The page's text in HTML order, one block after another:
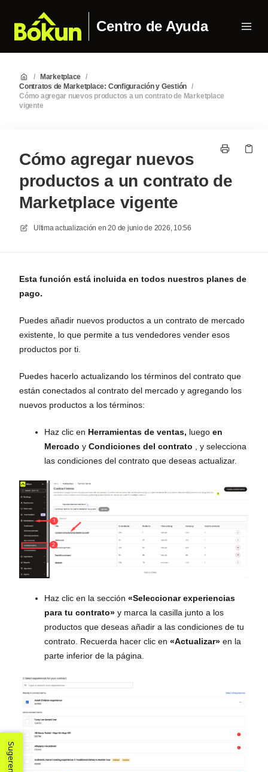
Centro de Ayuda
/ Marketplace /
Contratos de Marketplace: Configuración y Gestión /
Cómo agregar nuevos productos a un contrato de Marketplace
vigente
Cómo agregar nuevos
productos a un contrato de
Marketplace vigente
Ultima actualización en 20 de junio de 2026, 10:56
Esta función está incluida en todos nuestros planes de
pago.
Puedes añadir nuevos productos a un contrato de mercado
existente, lo que permite a tus vendedores vender esos
productos por ti.
Puedes hacerlo actualizando los términos del contrato que
están conectados al contrato del mercado y agregando los
nuevos productos a los términos:
Haz clic en Herramientas de ventas, luego en
Mercado y Condiciones del contrato , y selecciona
las condiciones del contrato que deseas actualizar.
Haz clic en la sección «Seleccionar experiencias
para tu contrato» y marca la casilla junto a los
productos que deseas añadir a las condiciones de tu
contrato. Recuerda hacer clic en «Actualizar» en la
parte inferior de la página.